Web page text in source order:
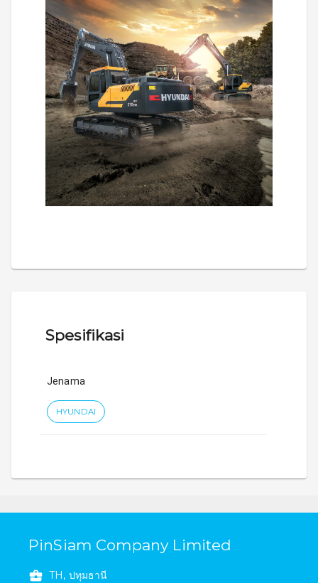
Spesifikasi
Jenama
HYUNDAI
PinSiam Company Limited
TH, ปทุมธานี